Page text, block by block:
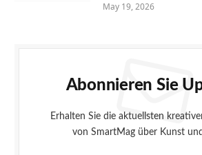
May 19, 2026
Abonnieren Sie
Erhalten Sie die aktuellsten
von SmartMag über Kunst